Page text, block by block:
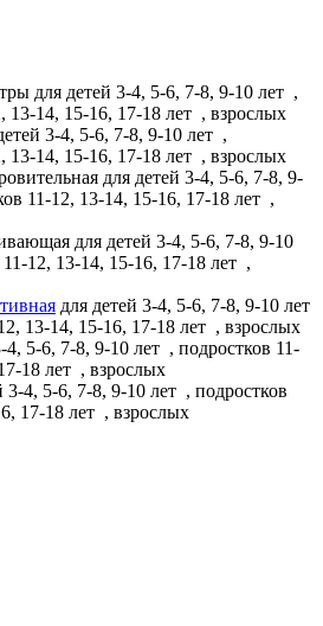
для детей 3-4, 5-6, 7-8, 9-10 лет ,
13-14, 15-16, 17-18 лет , взрослых
3-4, 5-6, 7-8, 9-10 лет ,
13-14, 15-16, 17-18 лет , взрослых
для детей 3-4, 5-6, 7-8, 9-
11-12, 13-14, 15-16, 17-18 лет ,
для детей 3-4, 5-6, 7-8, 9-10
12, 13-14, 15-16, 17-18 лет ,
для детей 3-4, 5-6, 7-8, 9-10 лет
13-14, 15-16, 17-18 лет , взрослых
4, 5-6, 7-8, 9-10 лет , подростков 11-
18 лет , взрослых
3-4, 5-6, 7-8, 9-10 лет , подростков
17-18 лет , взрослых